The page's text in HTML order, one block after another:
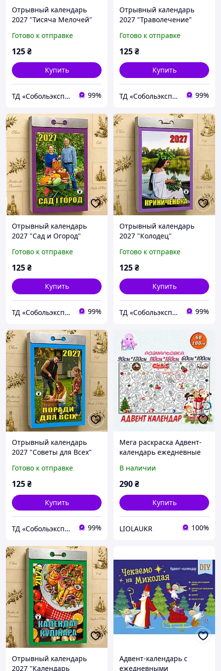
Отрывный календарь
2027 "Тисяча Мелочей"
украинский язык
Готово к отправке
125₴
Купить
ТД «Собольэкспресс» 99%
Отрывный календарь
2027 "Траволечение"
украинский язык
Готово к отправке
125₴
Купить
ТД «Собольэкспресс» 99%
Отрывный календарь
2027 "Сад и Огород"
украинский язык
Готово к отправке
125₴
Купить
ТД «Собольэкспресс» 99%
Отрывный календарь
2027 "Колодец"
украинский язык
Готово к отправке
125₴
Купить
ТД «Собольэкспресс» 99%
Отрывный календарь
2027 "Советы для Всех"
украинский язык
Готово к отправке
125₴
Купить
ТД «Собольэкспресс» 99%
Мега раскраска Адвент-
календарь ежедневные
настроение
В наличии
290₴
Купить
LIOLAUKR 100%
Отрывный календарь
2027 "Календарь
Адвент-календарь с
ежедневными